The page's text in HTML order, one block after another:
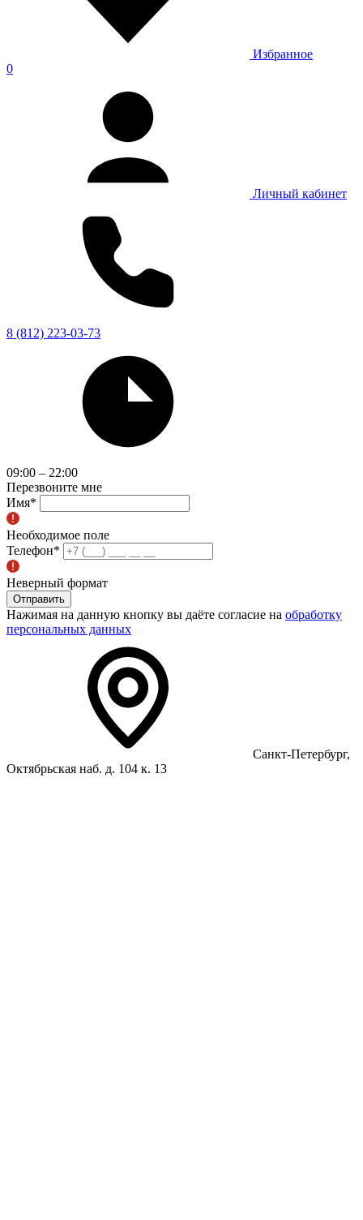
Избранное
0
Личный кабинет
8 (812) 223-03-73
09:00 – 22:00
Перезвоните мне
Имя*
Необходимое поле
Телефон*
Неверный формат
Отправить
Нажимая на данную кнопку вы даёте согласие на обработку
персональных данных
Санкт-Петербург,
Октябрьская наб. д. 104 к. 13